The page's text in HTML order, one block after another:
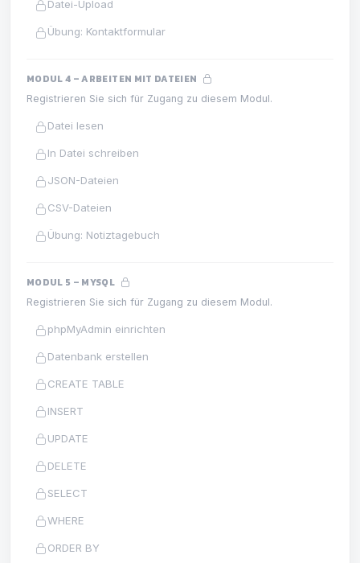
Datei-Upload
Übung: Kontaktformular
MODUL 4 – ARBEITEN MIT DATEIEN
Registrieren Sie sich für Zugang zu diesem Modul.
Datei lesen
In Datei schreiben
JSON-Dateien
CSV-Dateien
Übung: Notiztagebuch
MODUL 5 – MYSQL
Registrieren Sie sich für Zugang zu diesem Modul.
phpMyAdmin einrichten
Datenbank erstellen
CREATE TABLE
INSERT
UPDATE
DELETE
SELECT
WHERE
ORDER BY